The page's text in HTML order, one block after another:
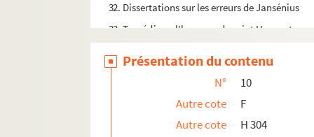
32. Dissertations sur les erreurs de Jansénius
33. Tragédie en l'honneur de saint Honorat,
35. Strophes latines. « Ad sanctissimam
Présentation du contenu
N°
10
Autre cote
F
Autre cote
H 304